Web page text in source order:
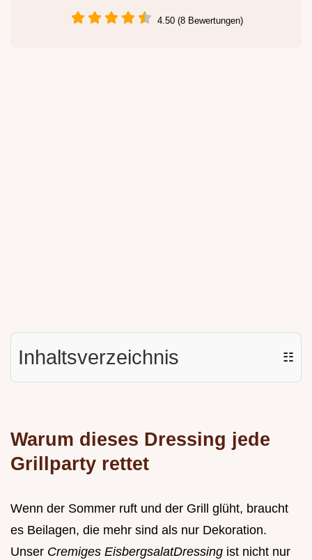
4.50 (8 Bewertungen)
Inhaltsverzeichnis ☷
Warum dieses Dressing jede
Grillparty rettet
Wenn der Sommer ruft und der Grill glüht, braucht
es Beilagen, die mehr sind als nur Dekoration.
Unser Cremiges EisbergsalatDressing ist nicht nur